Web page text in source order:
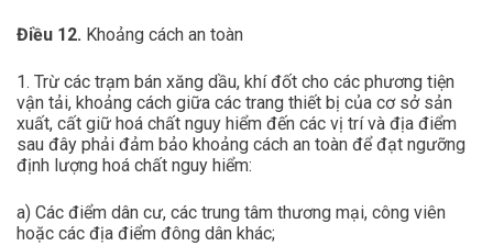
Điều 12. Khoảng cách an toàn
1. Trừ các trạm bán xăng dầu, khí đốt cho các phương tiện
vận tải, khoảng cách giữa các trang thiết bị của cơ sở sản
xuất, cất giữ hoá chất nguy hiểm đến các vị trí và địa điểm
sau đây phải đảm bảo khoảng cách an toàn để đạt ngưỡng
định lượng hoá chất nguy hiểm:
a) Các điểm dân cư, các trung tâm thương mại, công viên
hoặc các địa điểm đông dân khác;